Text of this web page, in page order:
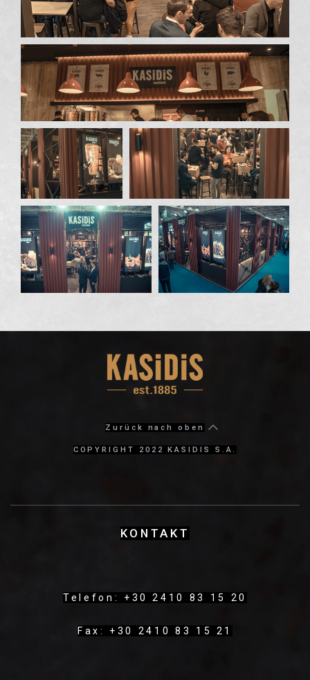
Zurück nach oben
COPYRIGHT 2022 KASIDIS S.A.
KΟΝΤΑΚΤ
Telefon: +30 2410 83 15 20
Fax: +30 2410 83 15 21